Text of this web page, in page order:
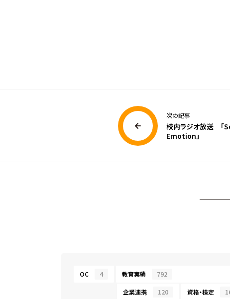
次の記事
校内ラジオ放送
Emotion」
OC 4 教育実績 792
企業連携 120 資格・検定